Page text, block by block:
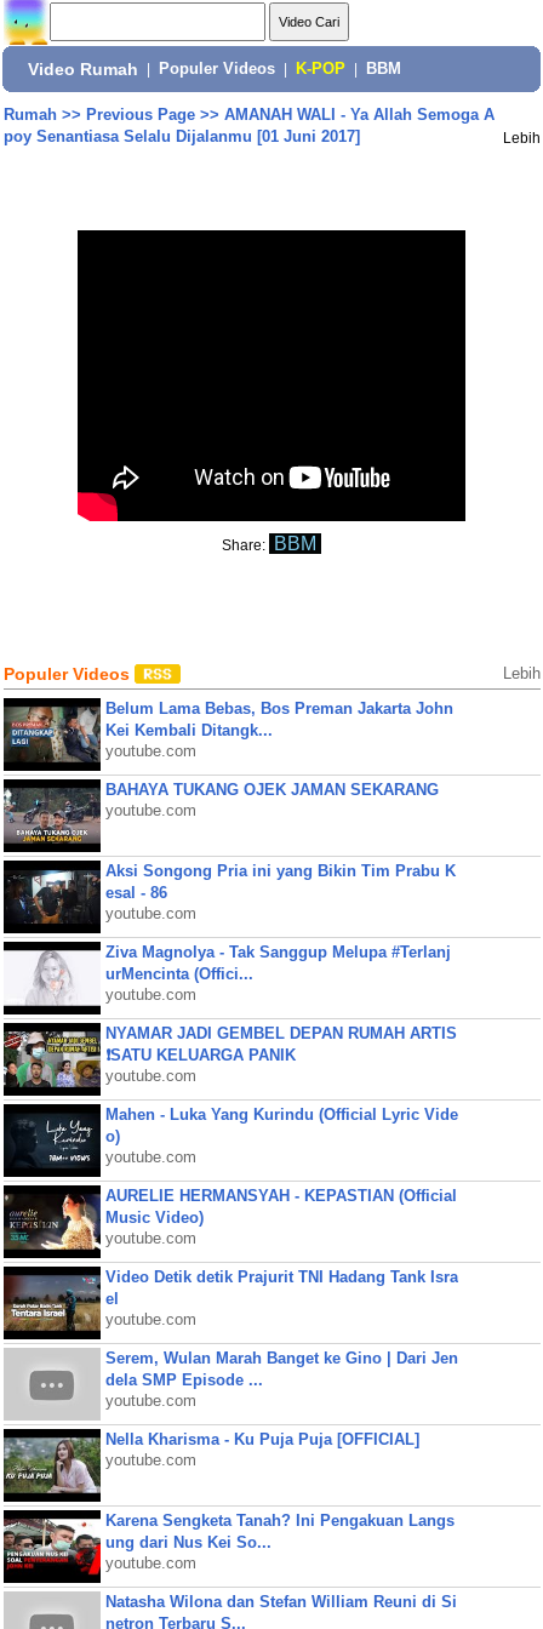
Video Rumah Populer Videos K-POP BBM
Rumah>> Previous Page>> AMANAH WALI - Ya Allah Semoga A
poy Senantiasa Selalu Dijalanmu [01 Juni 2017]
Lebih
Share: BBM
Populer Videos Lebih
Belum Lama Bebas, Bos Preman Jakarta John
Kei Kembali Ditangk...
youtube.com
BAHAYA TUKANG OJEK JAMAN SEKARANG
youtube.com
Aksi Songong Pria ini yang Bikin Tim Prabu K
esal - 86
youtube.com
Ziva Magnolya - Tak Sanggup Melupa #Terlanj
urMencinta (Offici...
youtube.com
NYAMAR JADI GEMBEL DEPAN RUMAH ARTIS
❗SATU KELUARGA PANIK
youtube.com
Mahen - Luka Yang Kurindu (Official Lyric Vide
o)
youtube.com
AURELIE HERMANSYAH - KEPASTIAN (Official
Music Video)
youtube.com
Video Detik detik Prajurit TNI Hadang Tank Isra
el
youtube.com
Serem, Wulan Marah Banget ke Gino | Dari Jen
dela SMP Episode ...
youtube.com
Nella Kharisma - Ku Puja Puja [OFFICIAL]
youtube.com
Karena Sengketa Tanah? Ini Pengakuan Langs
ung dari Nus Kei So...
youtube.com
Natasha Wilona dan Stefan William Reuni di Si
netron Terbaru S...